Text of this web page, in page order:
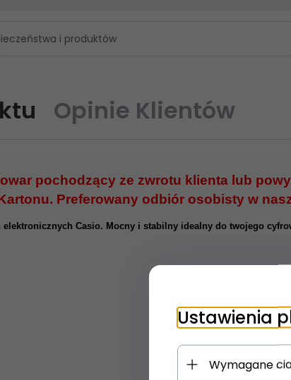
i produktów
Opinie Klientów
pochodzący ze zwrotu klienta lub
Preferowany odbiór osobisty w
elektronicznych Casio. Mocny i stabilny idealny do twojego
Ustawienia
Wymagane